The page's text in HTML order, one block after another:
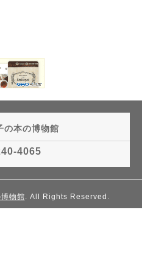
の本の博物館
4065
物館. All Rights Reserved.